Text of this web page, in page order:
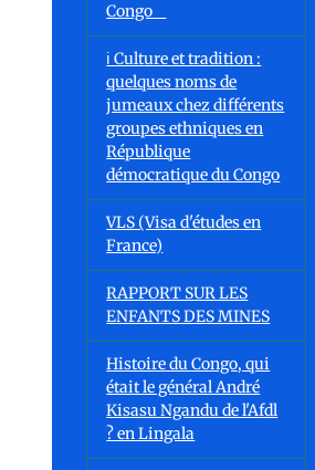
Congo
ℹ️ Culture et tradition :
quelques noms de
jumeaux chez différents
groupes ethniques en
République
démocratique du Congo
VLS (Visa d'études en
France)
RAPPORT SUR LES
ENFANTS DES MINES
Histoire du Congo, qui
était le général André
Kisasu Ngandu de l'Afdl
? en Lingala